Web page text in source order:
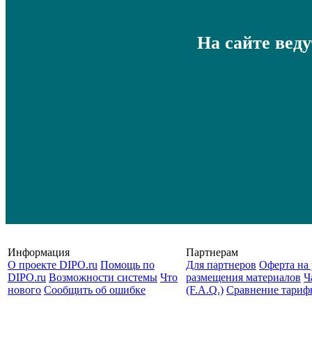
На сайте
Информация
О проекте DIPO.ru Помощь по
DIPO.ru Возможности системы Что
нового Сообщить об ошибке
Партнерам
Для партнеров Оферта на
размещения материалов
(F.A.Q.) Cравнение